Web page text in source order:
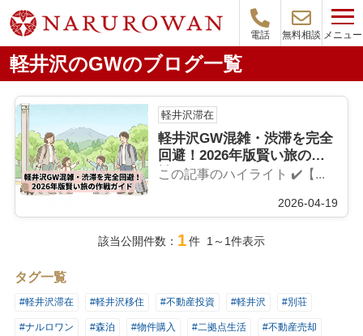
電話 無料相談 メニュー
軽井沢のGWのブログ一覧
軽井沢滞在
軽井沢GW混雑・渋滞を完全
回避！2026年版賢い旅の作
戦ガイド
この記事のハイライト ✔️【...
2026-04-19
該当公開件数： 1件 1～1件表示
タグ一覧
#軽井沢滞在 #軽井沢移住 #不動産投資 #軽井沢 #別荘
#ナルロワン #森泊 #物件購入 #二拠点生活 #不動産売却